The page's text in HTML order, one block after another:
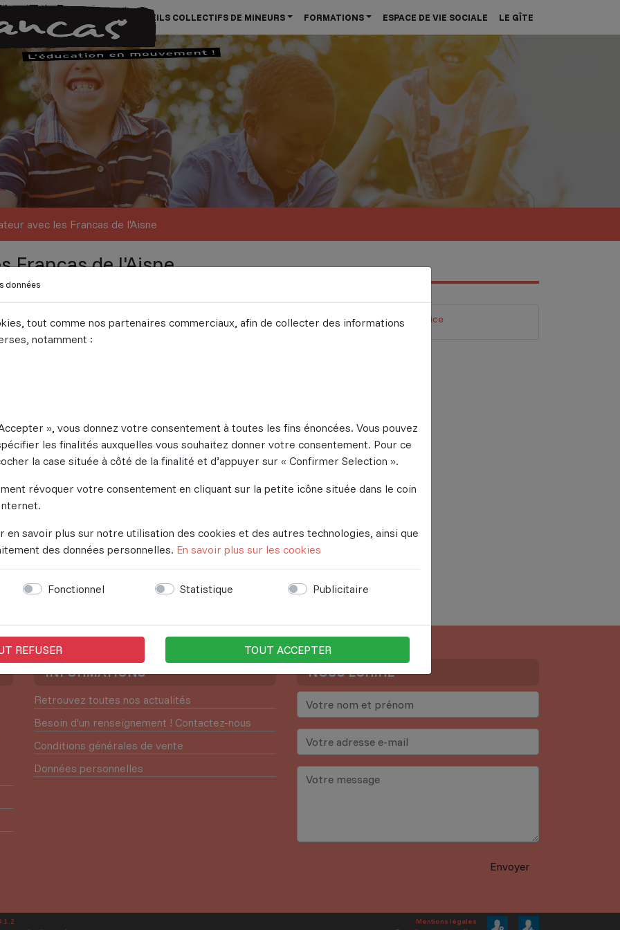
données
tout comme nos partenaires commerciaux, afin de collecter des informations
notamment :
», vous donnez votre consentement à toutes les fins énoncées. Vous pouvez
les finalités auxquelles vous souhaitez donner votre consentement. Pour ce
la case située à côté de la finalité et d’appuyer sur « Confirmer Selection ».
révoquer votre consentement en cliquant sur la petite icône située dans le coin
en savoir plus sur notre utilisation des cookies et des autres technologies, ainsi que
des données personnelles. En savoir plus sur les cookies
Fonctionnel Statistique Publicitaire
REFUSER TOUT ACCEPTER
LES ACCUEILS COLLECTIFS DE MINEURS FORMATIONS ESPACE DE VIE SOCIALE LE GÎTE
avec les Francas de l'Aisne
Francas de l'Aisne
de l'Aisne, tu bénéficieras :
aux demandes des jeunes,
dans l'Aisne,
tes apprentissages,
ans d'expérienceen formation.
long de ton parcours de formation en te
réseaux. Pour aller plus loin, au-delà des
et à prendre part aux activités qu'ils
Dossier de recrutement animateur.rice
INFORMATIONS
Retrouvez toutes nos actualités
Besoin d'un renseignement ! Contactez-nous
Conditions générales de vente
Données personnelles
NOUS ECRIRE
Envoyer
Mentions légales